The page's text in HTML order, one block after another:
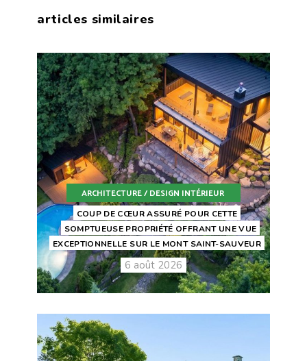
articles similaires
ARCHITECTURE / DESIGN INTÉRIEUR
COUP DE CŒUR ASSURÉ POUR CETTE
SOMPTUEUSE PROPRIÉTÉ OFFRANT UNE VUE
EXCEPTIONNELLE SUR LE MONT SAINT-SAUVEUR
6 août 2026